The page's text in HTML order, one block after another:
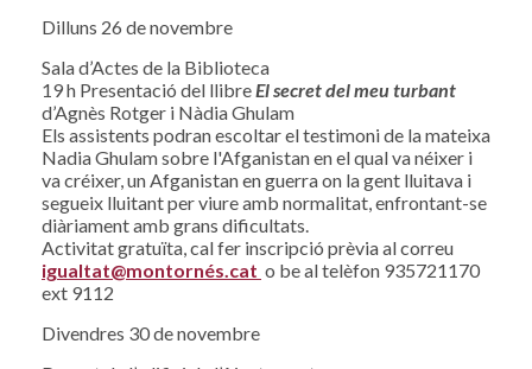
Dilluns 26 de novembre
Sala d’Actes de la Biblioteca
19 h Presentació del llibreEl secret del meu turbant
d’Agnès Rotger i Nàdia Ghulam
Els assistents podran escoltar el testimoni de la mateixa
Nadia Ghulam sobre l'Afganistan en el qual va néixer i
va créixer, un Afganistan en guerra on la gent lluitava i
segueix lluitant per viure amb normalitat, enfrontant-se
diàriament amb grans dificultats.
Activitat gratuïta, cal fer inscripció prèvia al correu
igualtat@montornés.cat o be al telèfon 935721170
ext 9112
Divendres 30 de novembre